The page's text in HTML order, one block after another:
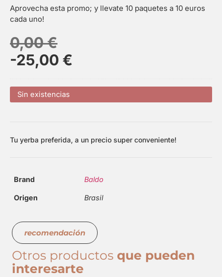
Aprovecha esta promo; y llevate 10 paquetes a 10 euros
cada uno!
0,00€
-25,00 €
Sin existencias
Tu yerba preferida, a un precio super conveniente!
Brand Baldo
Origen Brasil
recomendación
Otros productos que pueden
interesarte